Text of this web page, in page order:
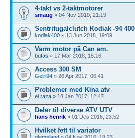
4-takt vs 2-taktmotorer
smaug » 04 Nov 2010, 21:19
Sentrifugalclutch Kodiak -94 400
kodiak400 » 13 Jun 2018, 19:09
Varm motor på Can am.
bufas » 17 Mar 2018, 15:16
Access 300 SM
Geiri94 » 26 Apr 2017, 06:41
Problemer med Kina atv
el.raza » 18 Jan 2017, 12:47
Deler til diverse ATV UTV
hans henrik » 01 Des 2016, 23:52
Hvilket fett til variator
glamsland » 04 Nov 2016, 19:23